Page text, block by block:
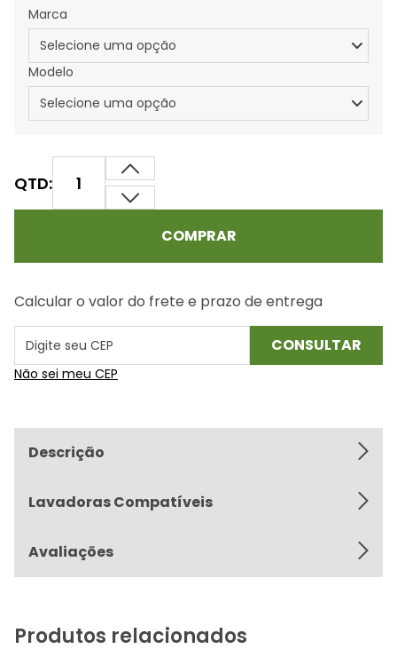
QTD:
COMPRAR
Marca
Modelo
Calcular o valor do frete e prazo de entrega
Não sei meu CEP
Descrição
Lavadoras Compatíveis
Avaliações
Produtos relacionados